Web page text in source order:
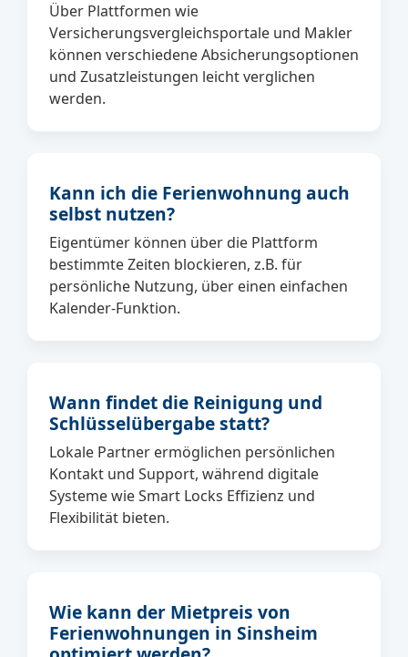
Über Plattformen wie
Versicherungsvergleichsportale und Makler
können verschiedene Absicherungsoptionen
und Zusatzleistungen leicht verglichen
werden.
Kann ich die Ferienwohnung auch
selbst nutzen?
Eigentümer können über die Plattform
bestimmte Zeiten blockieren, z.B. für
persönliche Nutzung, über einen einfachen
Kalender-Funktion.
Wann findet die Reinigung und
Schlüsselübergabe statt?
Lokale Partner ermöglichen persönlichen
Kontakt und Support, während digitale
Systeme wie Smart Locks Effizienz und
Flexibilität bieten.
Wie kann der Mietpreis von
Ferienwohnungen in Sinsheim